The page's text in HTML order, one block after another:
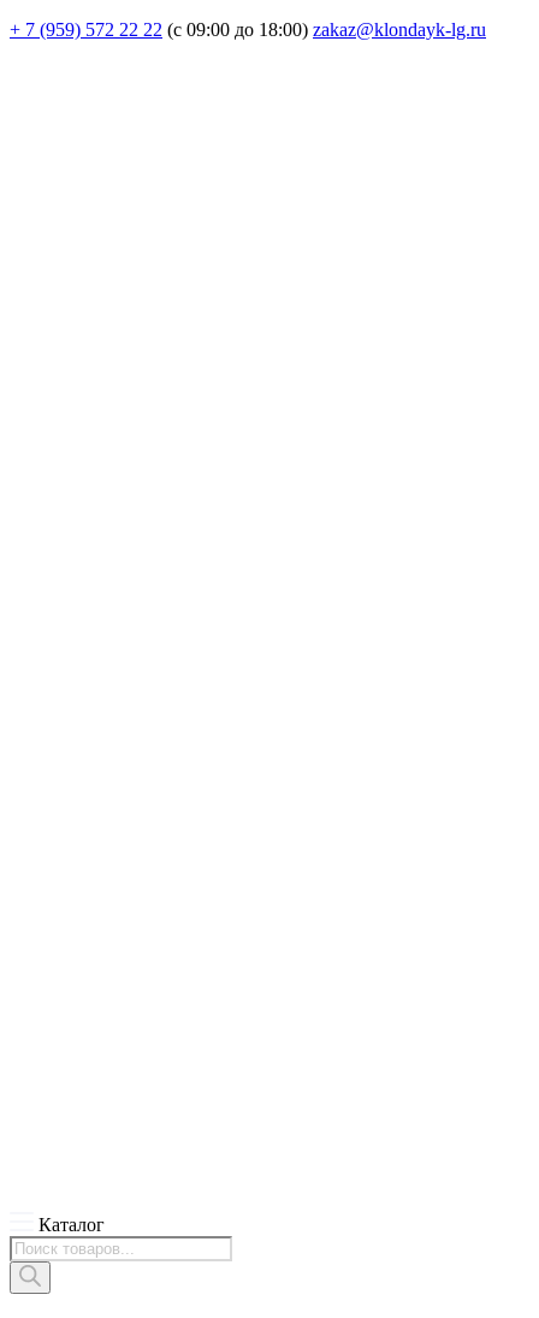
+ 7 (959) 572 22 22 (с 09:00 до 18:00) zakaz@klondayk-lg.ru
Каталог
Поиск
товаров